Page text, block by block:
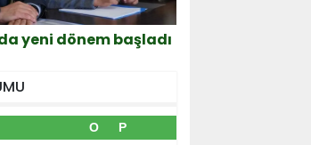
yeni dönem başladı
O P